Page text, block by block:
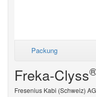
Packung
Freka-Clyss
Fresenius Kabi (Schweiz) AG